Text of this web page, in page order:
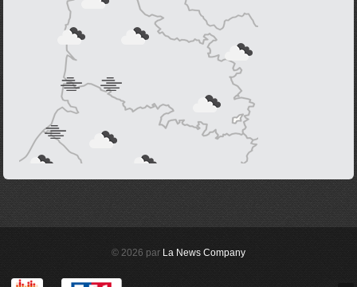
© 2026 par La News Company